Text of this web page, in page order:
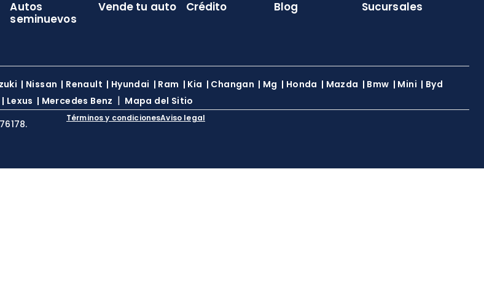
Autos
seminuevos
Vende tu auto Crédito Blog Sucursales
| Nissan | Renault | Hyundai | Ram | Kia | Changan | Mg | Honda | Mazda | Bmw | Mini | Byd
| Lexus | Mercedes Benz | Mapa del Sitio
Términos y condicionesAviso legal